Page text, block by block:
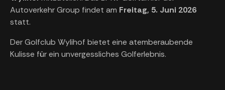
Autoverkehr Group findet am Freitag, 5. Juni 2026
statt.
Der Golfclub Wylihof bietet eine atemberaubende
Kulisse für ein unvergessliches Golferlebnis.